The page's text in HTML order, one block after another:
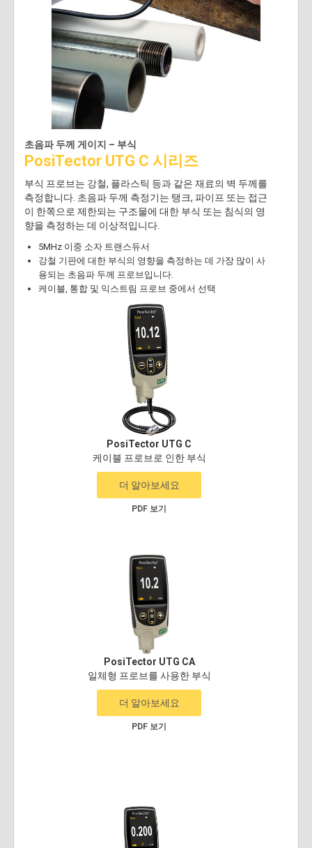
초음파 두께 게이지 – 부식
PosiTector UTG C 시리즈
부식 프로브는 강철, 플라스틱 등과 같은 재료의 벽 두께를
측정합니다. 초음파 두께 측정기는 탱크, 파이프 또는 접근
이 한쪽으로 제한되는 구조물에 대한 부식 또는 침식의 영
향을 측정하는 데 이상적입니다.
5MHz 이중 소자 트랜스듀서
강철 기판에 대한 부식의 영향을 측정하는 데 가장 많이 사
용되는 초음파 두께 프로브입니다.
케이블, 통합 및 익스트림 프로브 중에서 선택
PosiTector UTG C
케이블 프로브로 인한 부식
더 알아보세요
PDF 보기
PosiTector UTG CA
일체형 프로브를 사용한 부식
더 알아보세요
PDF 보기